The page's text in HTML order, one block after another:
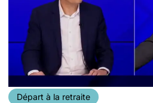
Départ à la retraite